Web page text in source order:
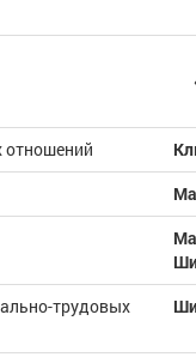
отношений
трудовых